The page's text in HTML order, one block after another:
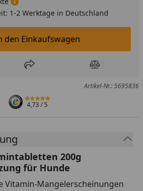
1-2 Werktage in Deutschland
In den Einkaufswagen legen
den Einkaufswagen
Wunschliste hinzufügen
Teilen Produkt
Artikel-Nr.: 5695836
4,73/ 5
200g
für Hunde
Vitamin-Mangelerscheinungen